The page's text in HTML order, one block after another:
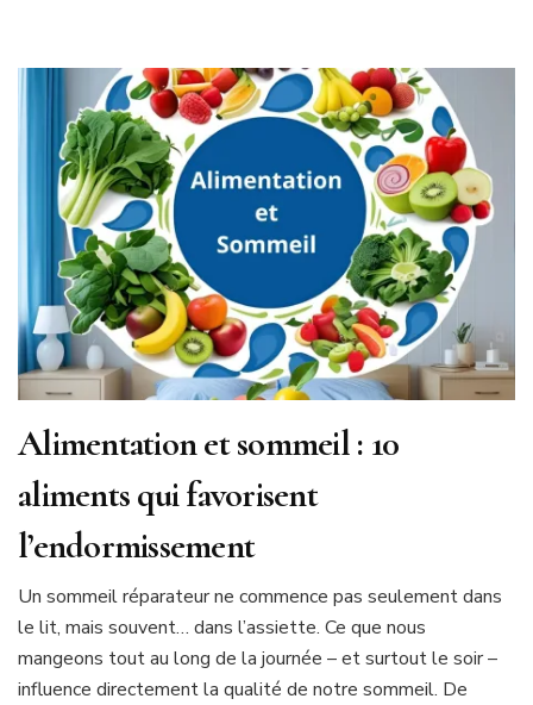
Alimentation et sommeil : 10
aliments qui favorisent
l’endormissement
Un sommeil réparateur ne commence pas seulement dans
le lit, mais souvent… dans l’assiette. Ce que nous
mangeons tout au long de la journée – et surtout le soir –
influence directement la qualité de notre sommeil. De